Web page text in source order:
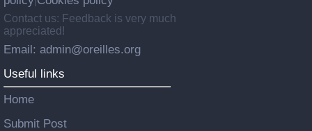
Contact us: Feedback is very much
appreciated!
Email: admin@oreilles.org
Useful links
Home
Submit Post